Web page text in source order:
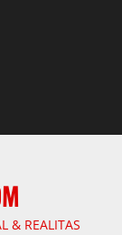
& REALITAS